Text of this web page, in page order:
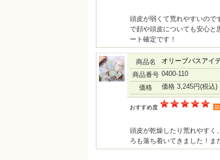
頭皮が弱くて荒れやすいので
で顔や頭皮についても安心と
ート確定です！
商品名
オリーブバスアイ
商品番号 0400-110
価格
価格 3,245円(税込)
おすすめ度
頭皮が乾燥したり荒れやすく
ろも落ち着いてきました！ま